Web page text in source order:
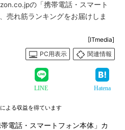
の「携帯電話・スマート
売れ筋ランキングをお届けしま
[ITmedia]
PC用表示
関連情報
LINE Hatena
よる収益を得ています
電話・スマートフォン本体」カ